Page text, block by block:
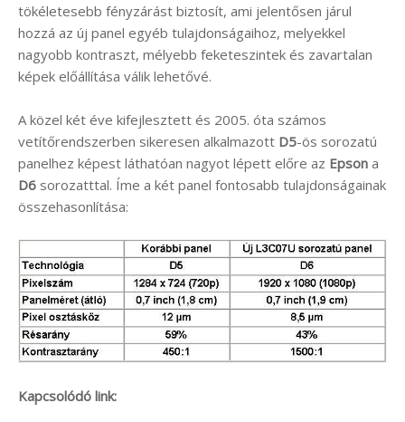
tökéletesebb fényzárást biztosít, ami jelentősen járul
hozzá az új panel egyéb tulajdonságaihoz, melyekkel
nagyobb kontraszt, mélyebb feketeszintek és zavartalan
képek előállítása válik lehetővé.
A közel két éve kifejlesztett és 2005. óta számos
vetítőrendszerben sikeresen alkalmazott D5-ös sorozatú
panelhez képest láthatóan nagyot lépett előre az Epson a
D6 sorozatttal. Íme a két panel fontosabb tulajdonságainak
összehasonlítása:
Kapcsolódó link: